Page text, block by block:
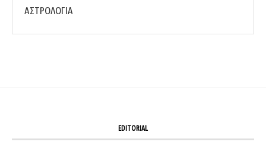
ΑΣΤΡΟΛΟΓΙΑ
EDITORIAL